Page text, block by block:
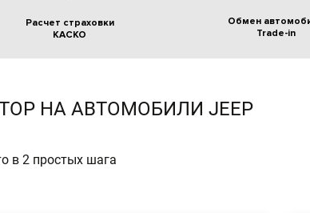
Расчет страховки
КАСКО
Обмен
Trade-in
НА АВТОМОБИЛИ JEEP
в 2 простых шага